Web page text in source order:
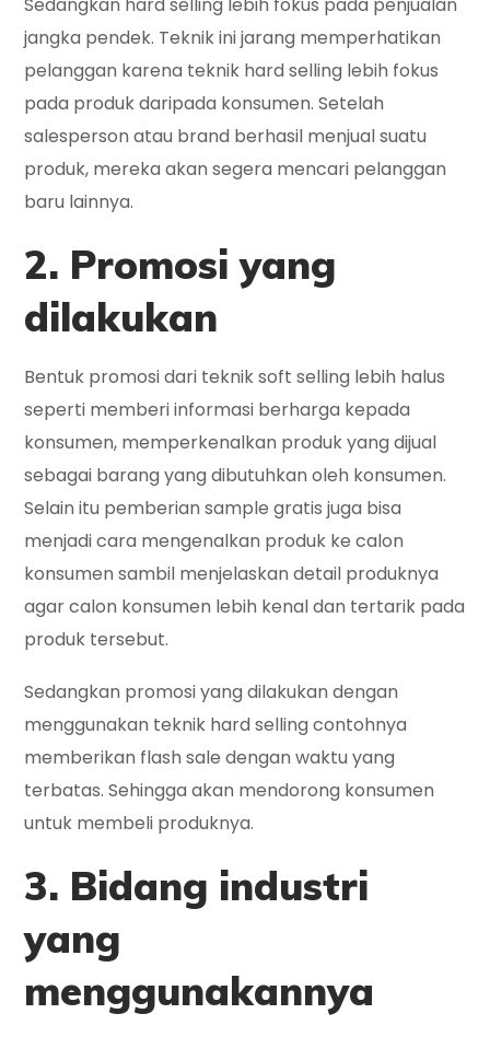
jangka pendek. Teknik ini jarang memperhatikan
pelanggan karena teknik hard selling lebih fokus
pada produk daripada konsumen. Setelah
salesperson atau brand berhasil menjual suatu
produk, mereka akan segera mencari pelanggan
baru lainnya.
2. Promosi yang
dilakukan
Bentuk promosi dari teknik soft selling lebih halus
seperti memberi informasi berharga kepada
konsumen, memperkenalkan produk yang dijual
sebagai barang yang dibutuhkan oleh konsumen.
Selain itu pemberian sample gratis juga bisa
menjadi cara mengenalkan produk ke calon
konsumen sambil menjelaskan detail produknya
agar calon konsumen lebih kenal dan tertarik pada
produk tersebut.
Sedangkan promosi yang dilakukan dengan
menggunakan teknik hard selling contohnya
memberikan flash sale dengan waktu yang
terbatas. Sehingga akan mendorong konsumen
untuk membeli produknya.
3. Bidang industri
yang
menggunakannya